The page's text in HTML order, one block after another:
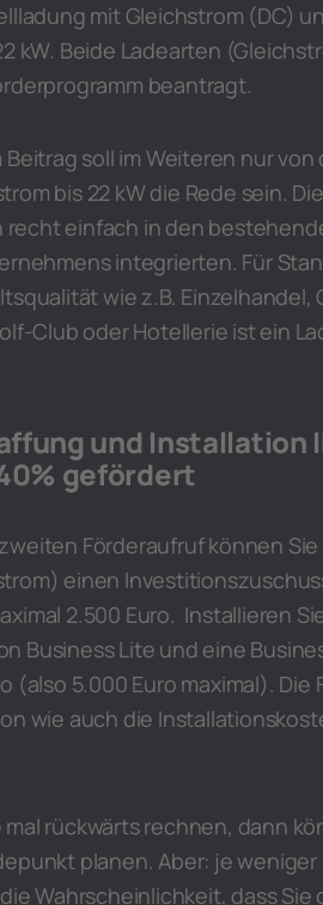
mit Gleichstrom (DC)
kW. Beide Ladearten
beantragt.
Beitrag soll im Weiteren nur
bis 22 kW die Rede sein.
recht einfach in den
integrierten. Für
wie z.B.
Club oder Hotellerie ist ein
und Installation
gefördert
Förderaufruf können
einen
2.500 Euro. Installieren
Business Lite und eine
(also 5.000 Euro maximal).
wie auch die
mal rückwärts rechnen, dann
planen. Aber: je
Wahrscheinlichkeit, dass Sie